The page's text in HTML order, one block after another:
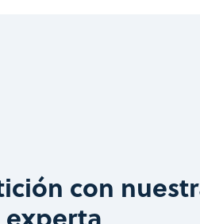
con